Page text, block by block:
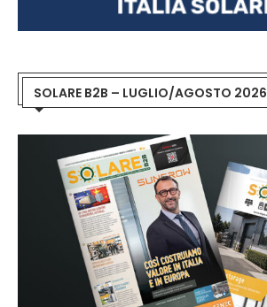
SOLARE B2B – LUGLIO/AGOSTO 2026